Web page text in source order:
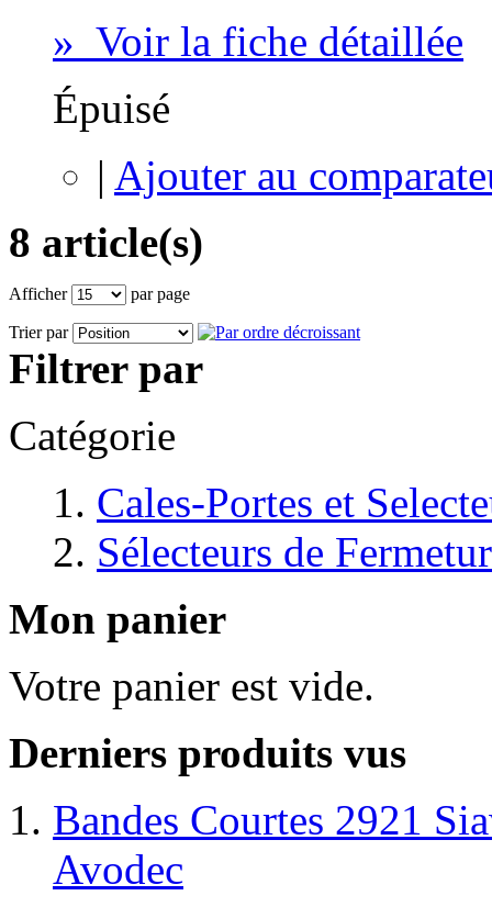
» Voir la fiche détaillée
Épuisé
| Ajouter au
8 article(s)
Afficher par page
Trier par
Filtrer par
Catégorie
Cales-Portes et
Sélecteurs de
Mon panier
Votre panier est vide.
Derniers produits vus
Bandes Courtes 2921
Avodec